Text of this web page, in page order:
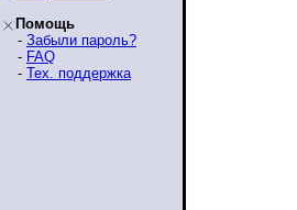
Помощь
- Забыли пароль?
- FAQ
- Тех. поддержка